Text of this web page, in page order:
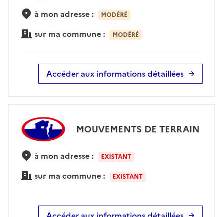
à mon adresse : MODÉRÉ
sur ma commune : MODÉRÉ
Accéder aux informations détaillées
MOUVEMENTS DE TERRAIN
à mon adresse : EXISTANT
sur ma commune : EXISTANT